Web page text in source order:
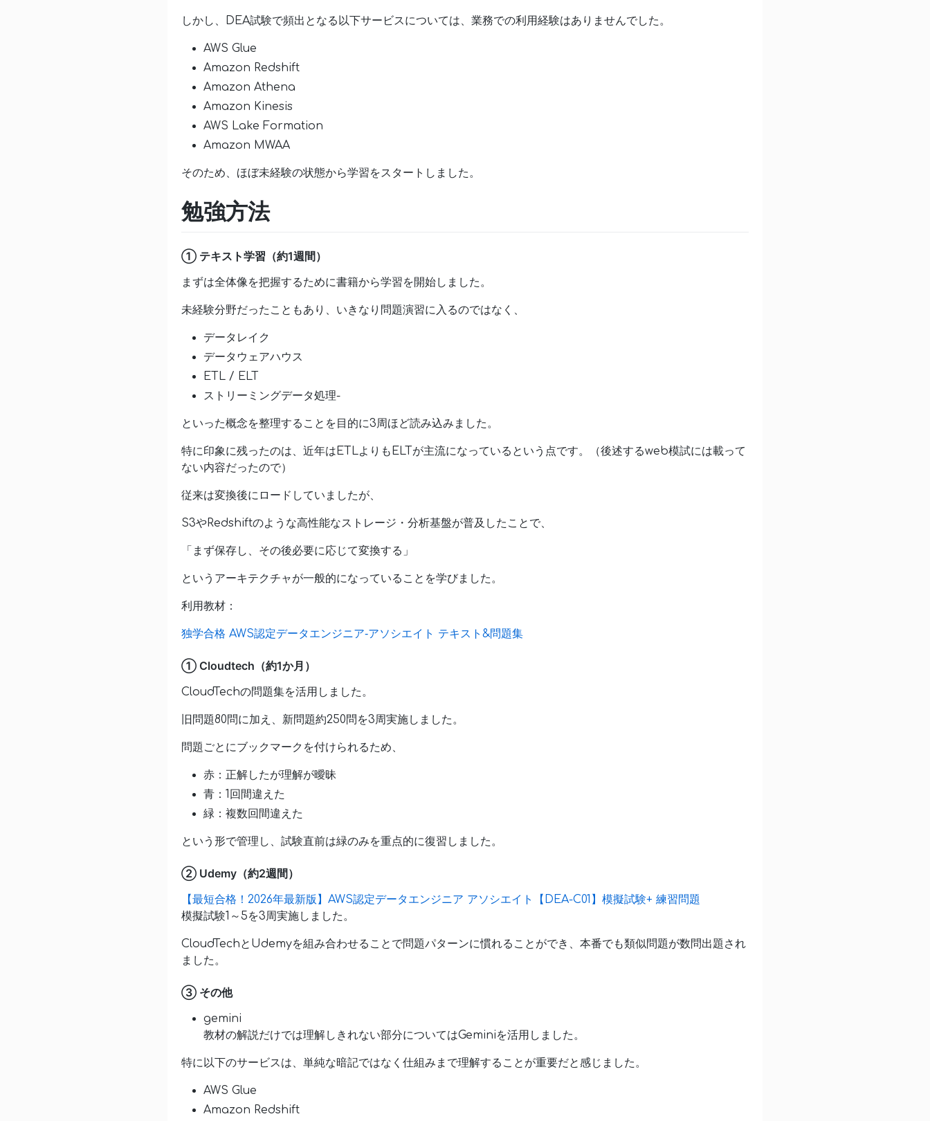
しかし、DEA試験で頻出となる以下サービスについては、業務での利用経験はありませんでした。
AWS Glue
Amazon Redshift
Amazon Athena
Amazon Kinesis
AWS Lake Formation
Amazon MWAA
そのため、ほぼ未経験の状態から学習をスタートしました。
勉強方法
① テキスト学習（約1週間）
まずは全体像を把握するために書籍から学習を開始しました。
未経験分野だったこともあり、いきなり問題演習に入るのではなく、
データレイク
データウェアハウス
ETL / ELT
ストリーミングデータ処理-
といった概念を整理することを目的に3周ほど読み込みました。
特に印象に残ったのは、近年はETLよりもELTが主流になっているという点です。（後述するweb模試には載って
ない内容だったので）
従来は変換後にロードしていましたが、
S3やRedshiftのような高性能なストレージ・分析基盤が普及したことで、
「まず保存し、その後必要に応じて変換する」
というアーキテクチャが一般的になっていることを学びました。
利用教材：
独学合格 AWS認定データエンジニア‐アソシエイト テキスト&問題集
① Cloudtech（約1か月）
CloudTechの問題集を活用しました。
旧問題80問に加え、新問題約250問を3周実施しました。
問題ごとにブックマークを付けられるため、
赤：正解したが理解が曖昧
青：1回間違えた
緑：複数回間違えた
という形で管理し、試験直前は緑のみを重点的に復習しました。
② Udemy（約2週間）
【最短合格！2026年最新版】AWS認定データエンジニア アソシエイト【DEA-C01】模擬試験+ 練習問題
模擬試験1～5を3周実施しました。
CloudTechとUdemyを組み合わせることで問題パターンに慣れることができ、本番でも類似問題が数問出題され
ました。
③ その他
gemini
教材の解説だけでは理解しきれない部分についてはGeminiを活用しました。
特に以下のサービスは、単純な暗記ではなく仕組みまで理解することが重要だと感じました。
AWS Glue
Amazon Redshift